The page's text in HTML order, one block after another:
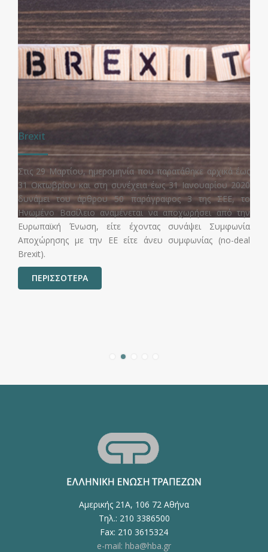
Κώδικας Δεοντολογίας της Τράπεζας της
Ελλάδος
Με την υπ' αριθμ. 195/1/29.7.2016 Απόφαση της Επιτροπής
Πιστωτικών και Ασφαλιστικών Θεμάτων της ΤτΕ τέθηκε σε
ισχύ ο αναθεωρημένος Κώδικας Δεοντολογίας.
ΠΕΡΙΣΣΟΤΕΡΑ
Αμερικής 21Α, 106 72 Αθήνα
Τηλ.: 210 3386500
Fax: 210 3615324
e-mail: hba@hba.gr